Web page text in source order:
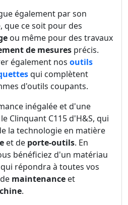
également par son
que ce soit pour des
ou même pour des travaux
de mesures précis.
également nos outils
qui complètent
d'outils coupants.
inégalée et d'une
Clinquant C115 d'H&S, qui
la technologie en matière
et de porte-outils. En
bénéficiez d'un matériau
répondra à toutes vos
maintenance et
.